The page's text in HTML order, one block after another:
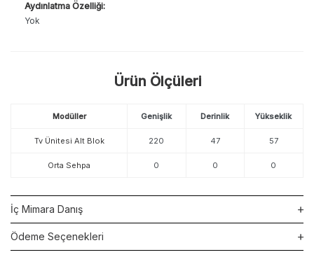
Aydınlatma Özelliği:
Yok
Ürün Ölçüleri
Modüller Genişlik Derinlik Yükseklik
Tv Ünitesi Alt Blok 220 47 57
Orta Sehpa 0 0 0
İç Mimara Danış
Ödeme Seçenekleri